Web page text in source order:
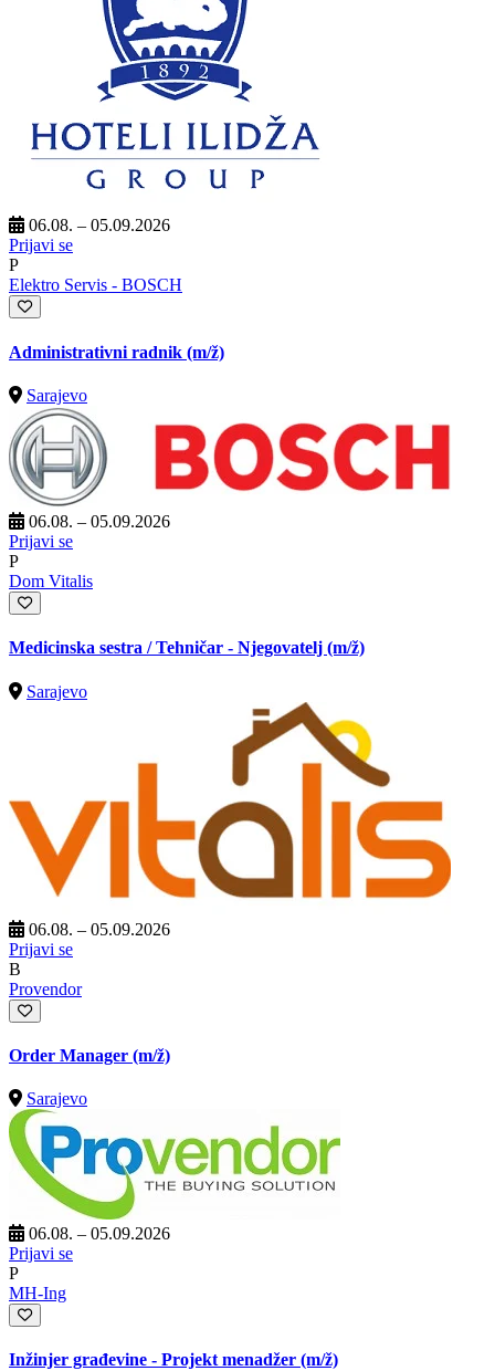
06.08. – 05.09.2026
Prijavi se
P
Elektro Servis - BOSCH
Administrativni radnik (m/ž)
Sarajevo
06.08. – 05.09.2026
Prijavi se
P
Dom Vitalis
Medicinska sestra / Tehničar - Njegovatelj (m/ž)
Sarajevo
06.08. – 05.09.2026
Prijavi se
B
Provendor
Order Manager (m/ž)
Sarajevo
06.08. – 05.09.2026
Prijavi se
P
MH-Ing
Inžinjer građevine - Projekt menadžer (m/ž)